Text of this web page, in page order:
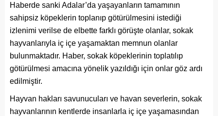
Haberde sanki Adalar’da yaşayanların tamamının
sahipsiz köpeklerin toplanıp götürülmesini istediği
izlenimi verilse de elbette farklı görüşte olanlar, sokak
hayvanlarıyla iç içe yaşamaktan memnun olanlar
bulunmaktadır. Haber, sokak köpeklerinin toplatılıp
götürülmesi amacına yönelik yazıldığı için onlar göz ardı
edilmiştir.
Hayvan hakları savunucuları ve havan severlerin, sokak
hayvanlarının kentlerde insanlarla iç içe yaşamasından